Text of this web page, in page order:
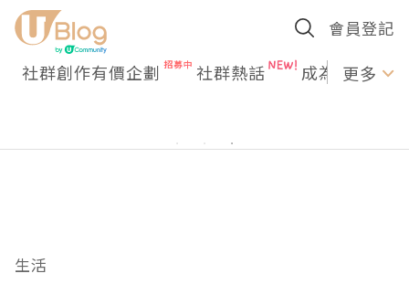
會員登記
社群創作有價企劃 社群熱話 成為U更多
生活